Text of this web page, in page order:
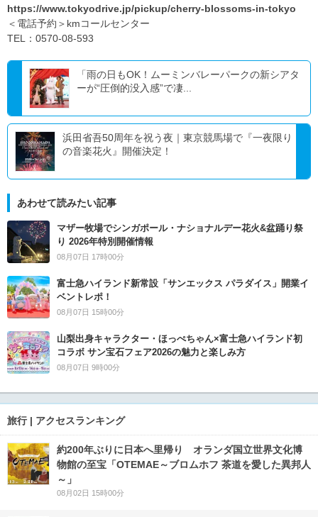
https://www.tokyodrive.jp/pickup/cherry-blossoms-in-tokyo
＜電話予約＞kmコールセンター
TEL：0570-08-593
「雨の日もOK！ムーミンバレーパークの新シアタ
ーが“圧倒的没入感”で凄...
浜田省吾50周年を祝う夜｜東京競馬場で『一夜限り
の音楽花火』開催決定！
あわせて読みたい記事
マザー牧場でシンガポール・ナショナルデー花火&盆踊り祭
り 2026年特別開催情報
08月07日 17時00分
富士急ハイランド新常設「サンエックス パラダイス」開業イ
ベントレポ！
08月07日 15時00分
山梨出身キャラクター・ほっぺちゃん×富士急ハイランド初
コラボ サン宝石フェア2026の魅力と楽しみ方
08月07日 9時00分
旅行 | アクセスランキング
約200年ぶりに日本へ里帰り オランダ国立世界文化博
物館の至宝「OTEMAE～ブロムホフ 茶道を愛した異邦人
～」
08月02日 15時00分